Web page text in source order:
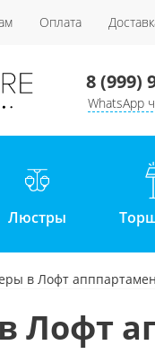
Оплата
8 (999)
WhatsApp
Люстры
в Лофт
Лофт